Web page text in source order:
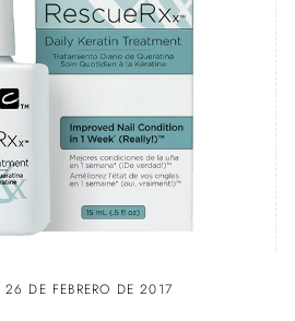
26 DE FEBRERO DE 2017